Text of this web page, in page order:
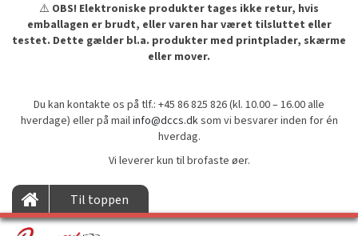
⚠️ OBS! Elektroniske produkter tages ikke retur, hvis
emballagen er brudt, eller varen har været tilsluttet eller
testet. Dette gælder bl.a. produkter med printplader, skærme
eller mover.
Du kan kontakte os på tlf.: +45 86 825 826 (kl. 10.00 – 16.00 alle
hverdage) eller på mailinfo@dccs.dksom vi besvarer inden for én
hverdag.
Vi leverer kun til brofaste øer.
Til toppen